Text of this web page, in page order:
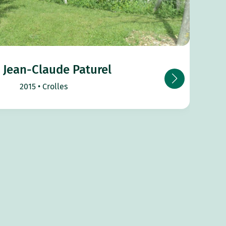
Jean-Claude Paturel
2015 Crolles